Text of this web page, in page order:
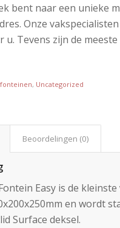
bent naar een unieke
Onze
Tevens zijn de
, Uncategorized
Beoordelingen (0)
Easy is de
en wordt
Surface deksel.